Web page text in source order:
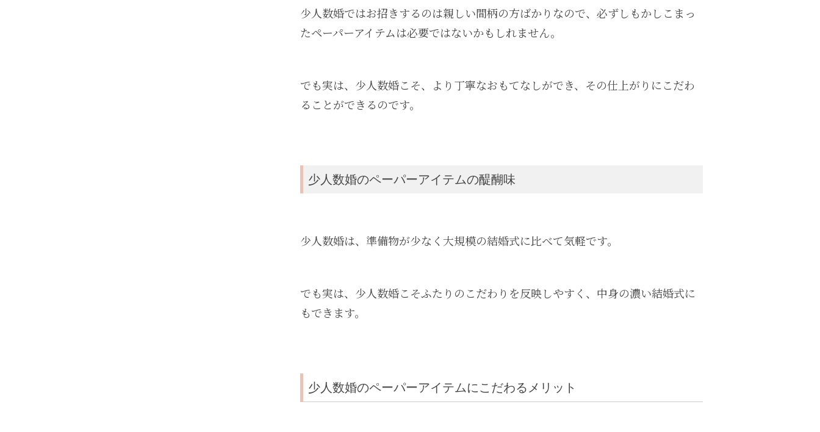
少人数婚ではお招きするのは親しい間柄の方ばかりなので、必ずしもかしこまっ
たペーパーアイテムは必要ではないかもしれません。
でも実は、少人数婚こそ、より丁寧なおもてなしができ、その仕上がりにこだわ
ることができるのです。
少人数婚のペーパーアイテムの醍醐味
少人数婚は、準備物が少なく大規模の結婚式に比べて気軽です。
でも実は、少人数婚こそふたりのこだわりを反映しやすく、中身の濃い結婚式に
もできます。
少人数婚のペーパーアイテムにこだわるメリット